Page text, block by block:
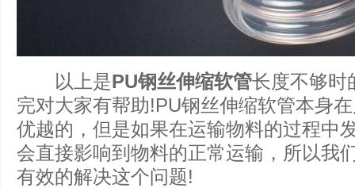
以上是PU钢丝伸缩软管长度不够时
完对大家有帮助!PU钢丝伸缩软管本身
优越的，但是如果在运输物料的过程中
会直接影响到物料的正常运输，所以我
有效的解决这个问题!